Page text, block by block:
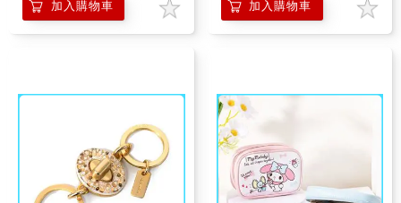
加入購物車 加入購物車